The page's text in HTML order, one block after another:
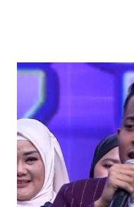
tersebut. Drs. H. Ujang
menyebut PKB saat ini
negara tanpa melihat
agama. Fenomena
sejumlah nama besar
Sadam Husain. Ada
Muhammadiyah, NU,